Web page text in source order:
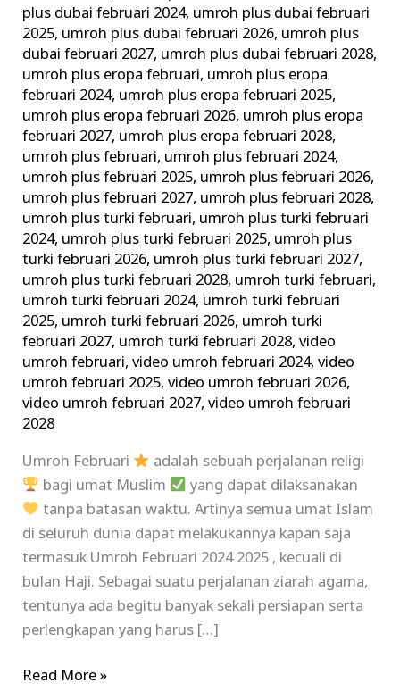
plus dubai februari 2024, umroh plus dubai februari
2025, umroh plus dubai februari 2026, umroh plus
dubai februari 2027, umroh plus dubai februari 2028,
umroh plus eropa februari, umroh plus eropa
februari 2024, umroh plus eropa februari 2025,
umroh plus eropa februari 2026, umroh plus eropa
februari 2027, umroh plus eropa februari 2028,
umroh plus februari, umroh plus februari 2024,
umroh plus februari 2025, umroh plus februari 2026,
umroh plus februari 2027, umroh plus februari 2028,
umroh plus turki februari, umroh plus turki februari
2024, umroh plus turki februari 2025, umroh plus
turki februari 2026, umroh plus turki februari 2027,
umroh plus turki februari 2028, umroh turki februari,
umroh turki februari 2024, umroh turki februari
2025, umroh turki februari 2026, umroh turki
februari 2027, umroh turki februari 2028,video
umroh februari,video umroh februari 2024,video
umroh februari 2025,video umroh februari 2026,
video umroh februari 2027,video umroh februari
2028
Umroh Februari
adalah sebuah perjalanan religi
bagi umat Muslim
yang dapat dilaksanakan
tanpa batasan waktu. Artinya semua umat Islam
di seluruh dunia dapat melakukannya kapan saja
termasuk Umroh Februari 2024 2025 , kecuali di
bulan Haji. Sebagai suatu perjalanan ziarah agama,
tentunya ada begitu banyak sekali persiapan serta
perlengkapan yang harus […]
Read More »